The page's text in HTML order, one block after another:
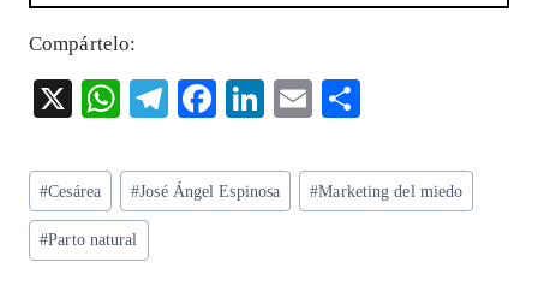
Compártelo:
X
W
ts
A
p
T
eg
ra
F
eb
o
Li
ke
dI
E
ai
l
re
Etiquetas
de
la
#Cesárea #José Ángel Espinosa #Marketing del miedo
#Parto natural